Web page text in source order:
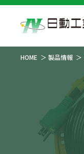
HOME 製品情報